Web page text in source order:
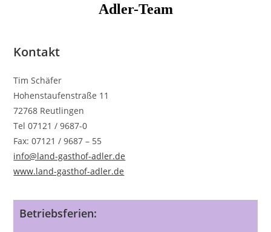
Adler-Team
Kontakt
Tim Schäfer
Hohenstaufenstraße 11
72768 Reutlingen
Tel 07121 / 9687-0
Fax: 07121 / 9687 – 55
info@land-gasthof-adler.de
www.land-gasthof-adler.de
Betriebsferien: